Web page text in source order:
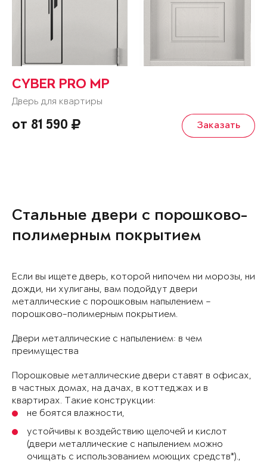
CYBER PRO MP
Дверь для квартиры
от 81 590 Заказать
Стальные двери с порошково-
полимерным покрытием
Если вы ищете дверь, которой нипочем ни морозы, ни
дожди, ни хулиганы, вам подойдут двери
металлические с порошковым напылением –
порошково-полимерным покрытием.
Двери металлические с напылением: в чем
преимущества
Порошковые металлические двери ставят в офисах,
в частных домах, на дачах, в коттеджах и в
квартирах. Такие конструкции:
не боятся влажности,
устойчивы к воздействию щелочей и кислот
(двери металлические с напылением можно
очищать с использованием моющих средств*).,